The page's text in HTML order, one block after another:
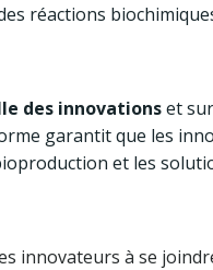
réactions
des innovationset
garantit que les
et les
innovateurs à se